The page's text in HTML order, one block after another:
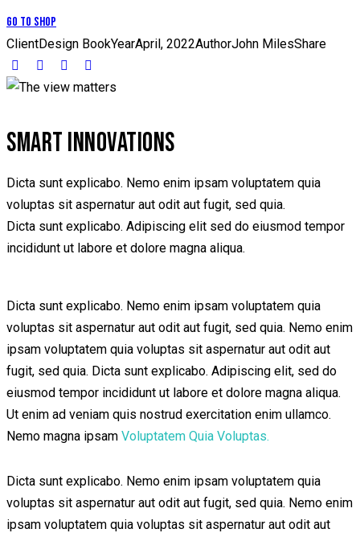
Go to Shop
ClientDesign BookYearApril, 2022AuthorJohn MilesShare
SMART INNOVATIONS
Dicta sunt explicabo. Nemo enim ipsam voluptatem quia
voluptas sit aspernatur aut odit aut fugit, sed quia.
Dicta sunt explicabo. Adipiscing elit sed do eiusmod tempor
incididunt ut labore et dolore magna aliqua.
Dicta sunt explicabo. Nemo enim ipsam voluptatem quia
voluptas sit aspernatur aut odit aut fugit, sed quia. Nemo enim
ipsam voluptatem quia voluptas sit aspernatur aut odit aut
fugit, sed quia. Dicta sunt explicabo. Adipiscing elit, sed do
eiusmod tempor incididunt ut labore et dolore magna aliqua.
Ut enim ad veniam quis nostrud exercitation enim ullamco.
Nemo magna ipsam Voluptatem Quia Voluptas.
Dicta sunt explicabo. Nemo enim ipsam voluptatem quia
voluptas sit aspernatur aut odit aut fugit, sed quia. Nemo enim
ipsam voluptatem quia voluptas sit aspernatur aut odit aut